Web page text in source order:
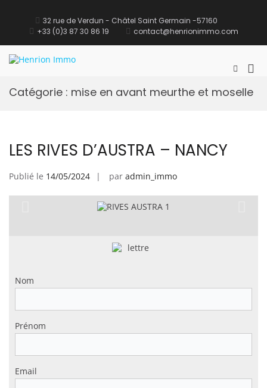
32 rue de Verdun - Châtel Saint Germain -57160
+33 (0)3 87 30 86 19
contact@henrionimmo.com
Catégorie : mise en avant meurthe et moselle
LES RIVES D’AUSTRA – NANCY
Publié le 14/05/2024 par admin_immo
Nom
Prénom
Email